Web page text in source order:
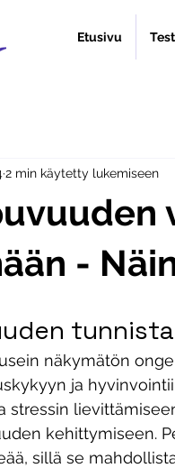
Etusivu
-
2 min käytetty lukemiseen
näkymätön
ja
stressin
kehittymiseen.
sillä se